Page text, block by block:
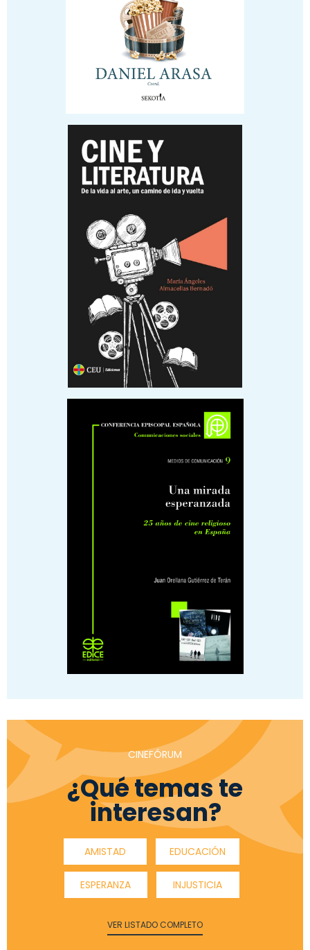
CINEFÓRUM
¿Qué temas te
interesan?
AMISTAD EDUCACIÓN
ESPERANZA INJUSTICIA
VER LISTADO COMPLETO